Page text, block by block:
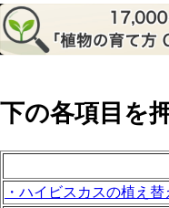
下の各項目を
・ハイビスカスの植え替